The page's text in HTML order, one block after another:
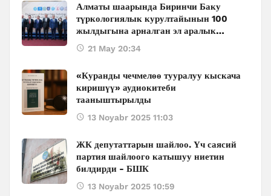
Алматы шаарында Биринчи Баку
түркологиялык курултайынын 100
жылдыгына арналган эл аралык
конференция өтүүдө
21 May 20:34
«Куранды чечмелөө тууралуу кыскача
киришүү» аудиокитеби
тааныштырылды
13 Noyabr 2025 11:03
ЖК депутаттарын шайлоо. Үч саясий
партия шайлоого катышуу ниетин
билдирди - БШК
13 Noyabr 2025 10:59